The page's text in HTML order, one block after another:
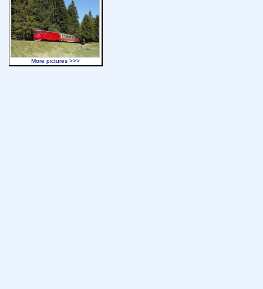
More pictures >>>